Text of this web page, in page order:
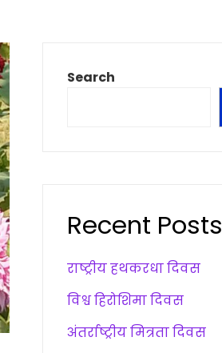
Search
Recent Posts
राष्ट्रीय हथकरधा दिवस
विश्व हिरोशिमा दिवस
अंतर्राष्ट्रीय मित्रता दिवस